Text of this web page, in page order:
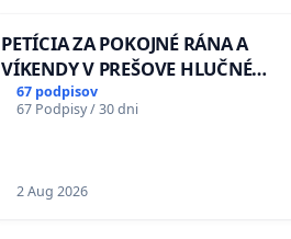
PETÍCIA ZA POKOJNÉ RÁNA A
VÍKENDY V PREŠOVE HLUČNÉ
STAVEBNÉ PRÁCE V SOBOTU LEN
OD 9.00 DO 13.00 HOD., CEZ
KONTROLA STAVBY C-AREA NA
67 podpisov
67 Podpisy / 30 dni
2 Aug 2026